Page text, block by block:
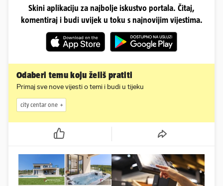
Skini aplikaciju za najbolje iskustvo portala. Čitaj,
komentiraj i budi uvijek u toku s najnovijim vijestima.
Odaberi temu koju želiš pratiti
Primaj sve nove vijesti o temi i budi u tijeku
city centar one